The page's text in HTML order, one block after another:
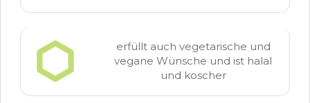
erfüllt auch vegetarische und
vegane Wünsche und ist halal
und koscher